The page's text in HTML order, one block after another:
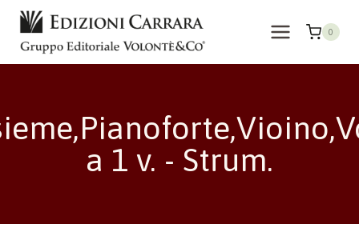
Salta
contenuto
0
a 1 v. - Strum.